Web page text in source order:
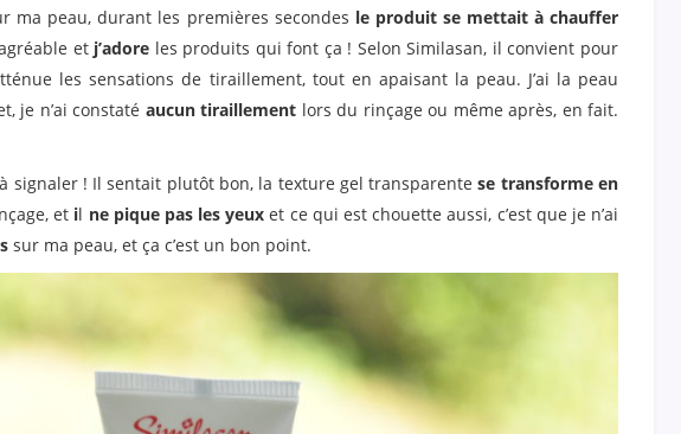
ma peau, durant les premières secondes le produit se mettait à chauffer
et j’adore les produits qui font ça ! Selon Similasan, il convient pour
les sensations de tiraillement, tout en apaisant la peau. J’ai la peau
je n’ai constaté aucun tiraillement lors du rinçage ou même après, en fait.
signaler ! Il sentait plutôt bon, la texture gel transparentese transforme en
et il ne pique pas les yeux et ce qui est chouette aussi, c’est que je n’ai
sur ma peau, et ça c’est un bon point.